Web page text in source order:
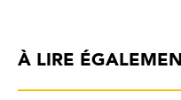
À LIRE